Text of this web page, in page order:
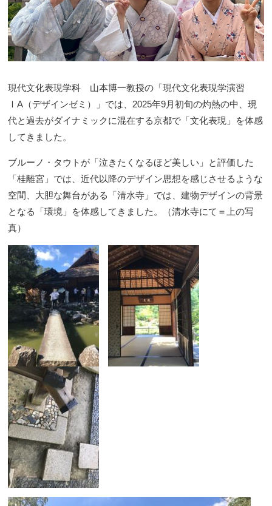
現代文化表現学科 山本博一教授の「現代文化表現学演習
ⅠA（デザインゼミ）」では、2025年9月初旬の灼熱の中、現
代と過去がダイナミックに混在する京都で「文化表現」を体感
してきました。
ブルーノ・タウトが「泣きたくなるほど美しい」と評価した
「桂離宮」では、近代以降のデザイン思想を感じさせるような
空間、大胆な舞台がある「清水寺」では、建物デザインの背景
となる「環境」を体感してきました。（清水寺にて＝上の写
真）